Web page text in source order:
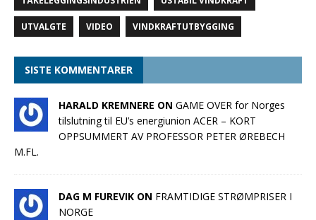
UTVALGTE VIDEO VINDKRAFTUTBYGGING
SISTE KOMMENTARER
HARALD KREMNERE ON GAME OVER for Norges
tilslutning til EU’s energiunion ACER – KORT
OPPSUMMERT AV PROFESSOR PETER ØREBECH
M.FL.
DAG M FUREVIK ON FRAMTIDIGE STRØMPRISER I
NORGE